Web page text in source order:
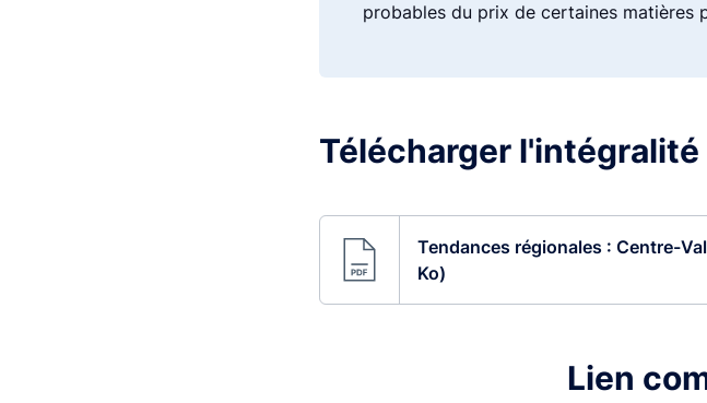
probables du prix de certaines matières
Télécharger
Tendances régionales : Centre-
Ko)
Lien